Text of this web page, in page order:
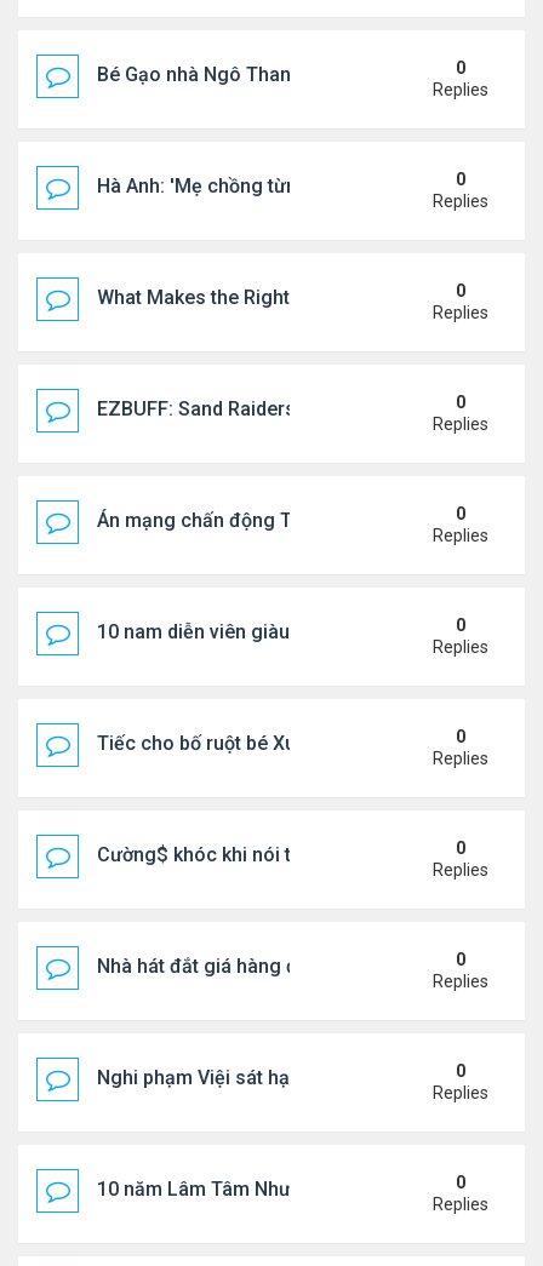
Bé Gạo nhà Ngô Thanh Vân dễ thương trong tiệc
0
Replies
Hà Anh: 'Mẹ chồng từng ngạc nhiên vì tôi luôn trả
0
Replies
What Makes the Right Retail POS Matter?0
Replies
EZBUFF: Sand Raiders of Sophie Farming
0
Replies
Án mạng chấn động Thái lan: hai chị em người
0
Replies
10 nam diễn viên giàu nhất Trung Quốc 2026
0
Replies
Tiếc cho bố ruột bé Xuân Mai ở Mỹ
0
Replies
Cường$ khóc khi nói thật về hôn nhân
0
Replies
Nhà hát đắt giá hàng đầu tg ở VN
0
Replies
Nghi phạm Việi sát hại cụ bà 91 tuổi, phi tang xác
0
Replies
10 năm Lâm Tâm Như - Hoắc Kiến Hoa
0
Replies